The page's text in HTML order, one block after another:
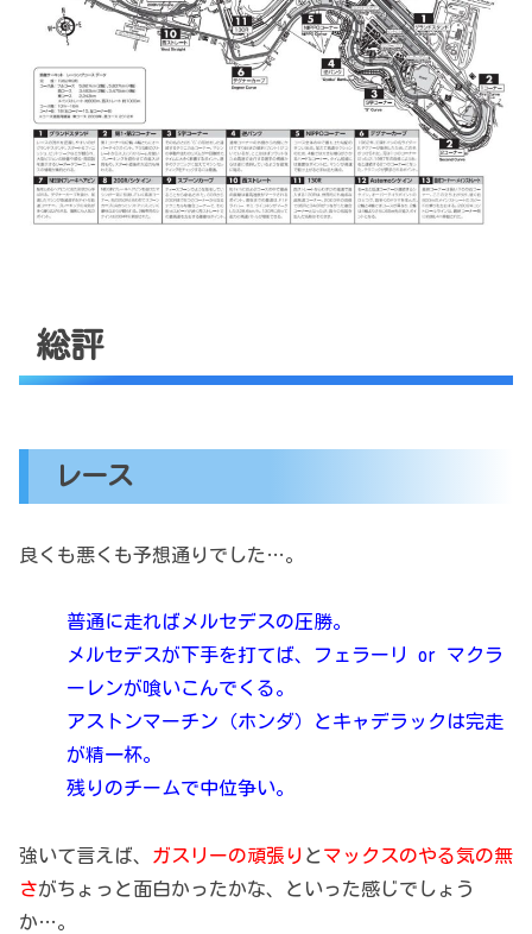
総評
レース
良くも悪くも予想通りでした…。
普通に走ればメルセデスの圧勝。
メルセデスが下手を打てば、フェラーリ or マクラ
ーレンが喰いこんでくる。
アストンマーチン（ホンダ）とキャデラックは完走
が精一杯。
残りのチームで中位争い。
強いて言えば、 ガスリーの頑張り と マックスのやる気の無
さがちょっと面白かったかな、といった感じでしょう
か…。